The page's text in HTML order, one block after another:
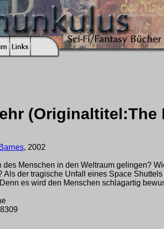
(Originaltitel:The
, 2002
des Menschen in den Weltraum gelingen?
Als der tragische Unfall eines Space
es wird den Menschen schlagartig